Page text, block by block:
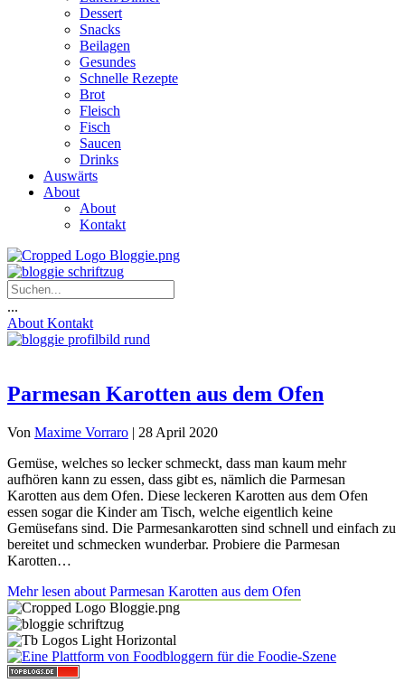
Dessert
Snacks
Beilagen
Gesundes
Schnelle Rezepte
Brot
Fleisch
Fisch
Saucen
Drinks
Auswärts
About
About
Kontakt
...
About Kontakt
Parmesan Karotten aus dem Ofen
Von Maxime Vorraro | 28 April 2020
Gemüse, welches so lecker schmeckt, dass man kaum mehr
aufhören kann zu essen, dass gibt es, nämlich die Parmesan
Karotten aus dem Ofen. Diese leckeren Karotten aus dem Ofen
essen sogar die Kinder am Tisch, welche eigentlich keine
Gemüsefans sind. Die Parmesankarotten sind schnell und einfach zu
bereitet und schmecken wunderbar. Probiere die Parmesan
Karotten…
Mehr lesen about Parmesan Karotten aus dem Ofen